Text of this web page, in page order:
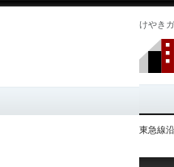
けやき
東急線